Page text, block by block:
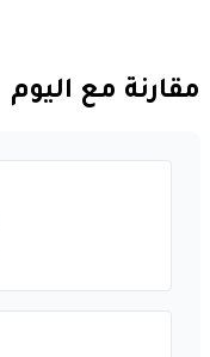
مقارنة مع اليوم